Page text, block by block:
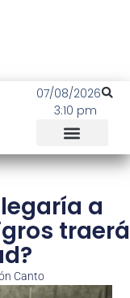
07/08/2026
3:10 pm
a
traerá
Canto